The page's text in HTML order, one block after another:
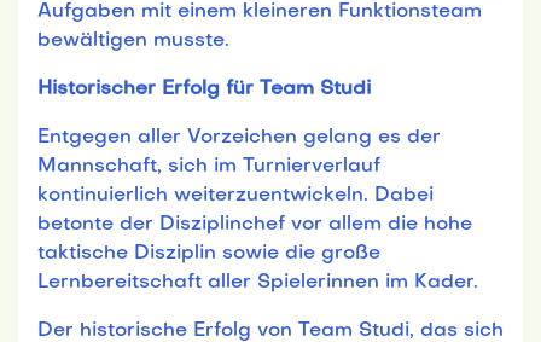
Aufgaben mit einem kleineren Funktionsteam
bewältigen musste.
Historischer Erfolg für Team Studi
Entgegen aller Vorzeichen gelang es der
Mannschaft, sich im Turnierverlauf
kontinuierlich weiterzuentwickeln. Dabei
betonte der Disziplinchef vor allem die hohe
taktische Disziplin sowie die große
Lernbereitschaft aller Spielerinnen im Kader.
Der historische Erfolg von Team Studi, das sich